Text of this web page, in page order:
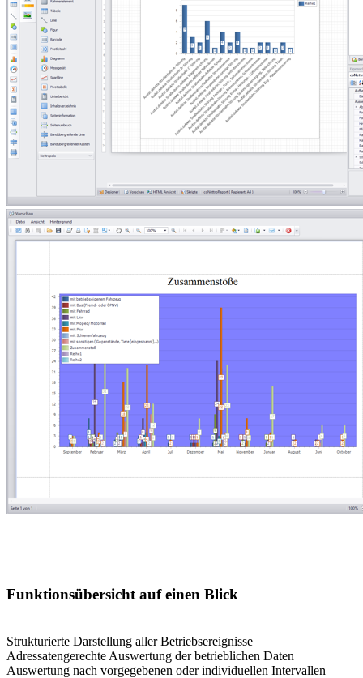
Funktionsübersicht auf einen Blick
Strukturierte Darstellung aller Betriebsereignisse
Adressatengerechte Auswertung der betrieblichen Daten
Auswertung nach vorgegebenen oder individuellen Intervallen